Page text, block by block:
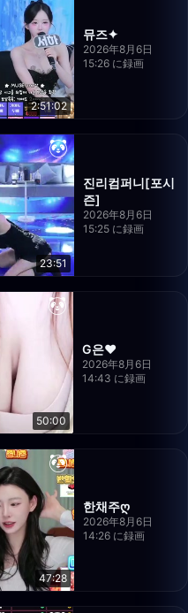
2:51:02
뮤즈✦
2026年8月6日
15:26 に録画
23:51
진리컴퍼니[포시
즌]
2026年8月6日
15:25 に録画
50:00
G은❤️
2026年8月6日
14:43 に録画
47:28
한채주ღ
2026年8月6日
14:26 に録画